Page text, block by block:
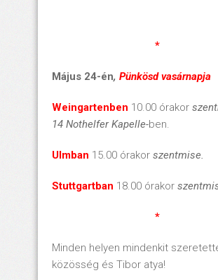
*
Május 24-én, Pünkösd vasárnapja
Weingartenben 10.00 órakor
14 Nothelfer Kapelle-ben.
Ulmban 15.00 órakor szentmise.
Stuttgartban 18.00 órakor
*
Minden helyen mindenkit
közösség és Tibor atya!